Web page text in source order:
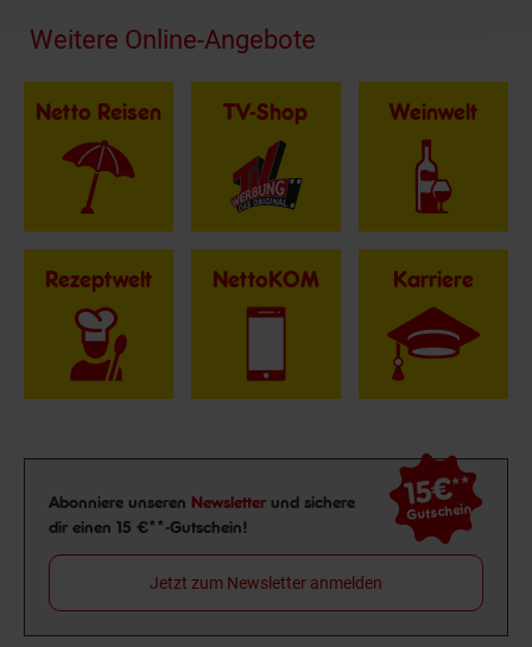
Fußzeile
Weitere Online-Angebote
Netto Reisen TV-Shop Weinwelt
Rezeptwelt NettoKOM Karriere
Newsletter Anmeldung
Abonniere unseren Newsletter und sichere
dir einen 15 €**-Gutschein!
15€**
Gutschein
Jetzt zum Newsletter anmelden